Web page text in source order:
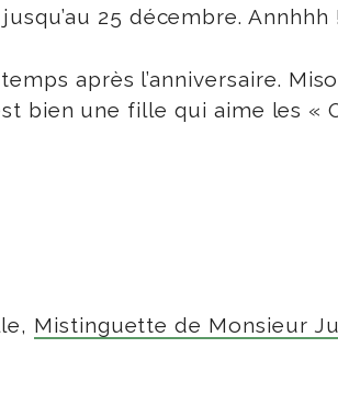
25 décembre. Annhhh
après l’anniversaire.
bien une fille qui aime les «
Mistinguette de Monsieur